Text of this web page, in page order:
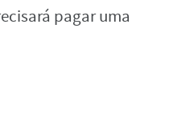
pagar uma